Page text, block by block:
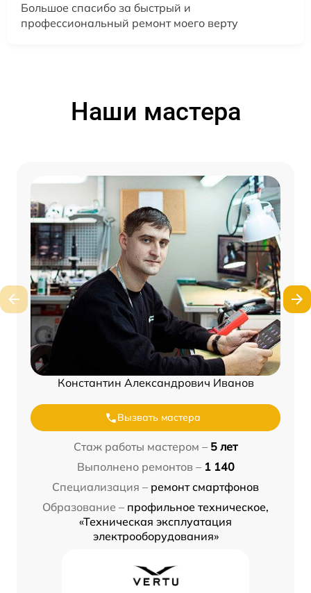
Большое спасибо за быстрый и
профессиональный ремонт моего верту
Наши мастера
Константин Александрович Иванов
Вызвать мастера
Стаж работы мастером – 5 лет
Выполнено ремонтов – 1 140
Специализация – ремонт смартфонов
Образование – профильное техническое,
«Техническая эксплуатация
электрооборудования»